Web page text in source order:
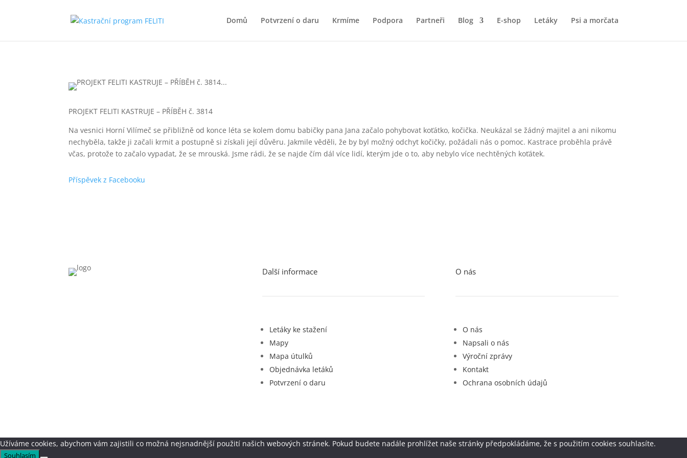
Domů Potvrzení o daru Krmíme Podpora Partneři Blog E-shop Letáky Psi a morčata
PROJEKT FELITI KASTRUJE – PŘÍBĚH č. 3814
Na vesnici Horní Vilímeč se přibližně od konce léta se kolem domu babičky pana Jana začalo pohybovat koťátko, kočička. Neukázal se žádný majitel a ani nikomu
nechyběla, takže ji začali krmit a postupně si získali její důvěru. Jakmile věděli, že by byl možný odchyt kočičky, požádali nás o pomoc. Kastrace proběhla právě
včas, protože to začalo vypadat, že se mrouská. Jsme rádi, že se najde čím dál více lidí, kterým jde o to, aby nebylo více nechtěných koťátek.
Příspěvek z Facebooku
Další informace
Letáky ke stažení
Mapy
Mapa útulků
Objednávka letáků
Potvrzení o daru
O nás
O nás
Napsali o nás
Výroční zprávy
Kontakt
Ochrana osobních údajů
Užíváme cookies, abychom vám zajistili co možná nejsnadnější použití našich webových stránek. Pokud budete nadále prohlížet naše stránky předpokládáme, že s použitím cookies souhlasíte.
Souhlasím